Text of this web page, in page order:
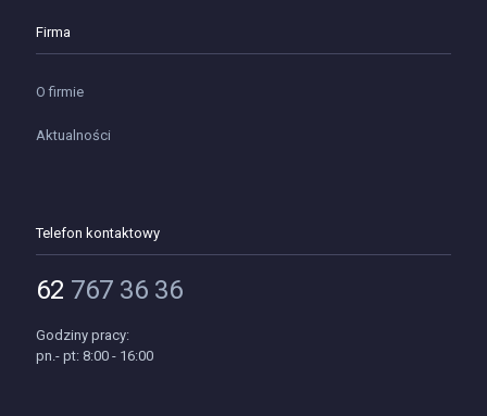
Firma
O firmie
Aktualności
Telefon kontaktowy
62 767 36 36
Godziny pracy:
pn.- pt: 8:00 - 16:00